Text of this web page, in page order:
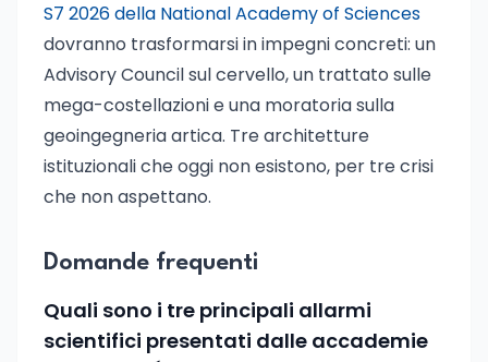
S7 2026 della National Academy of Sciences
dovranno trasformarsi in impegni concreti: un
Advisory Council sul cervello, un trattato sulle
mega-costellazioni e una moratoria sulla
geoingegneria artica. Tre architetture
istituzionali che oggi non esistono, per tre crisi
che non aspettano.
Domande frequenti
Quali sono i tre principali allarmi
scientifici presentati dalle accademie